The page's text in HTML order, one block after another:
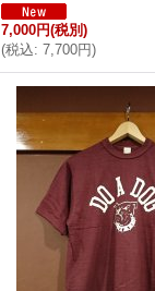
7,000円(税別)
(税込: 7,700円)